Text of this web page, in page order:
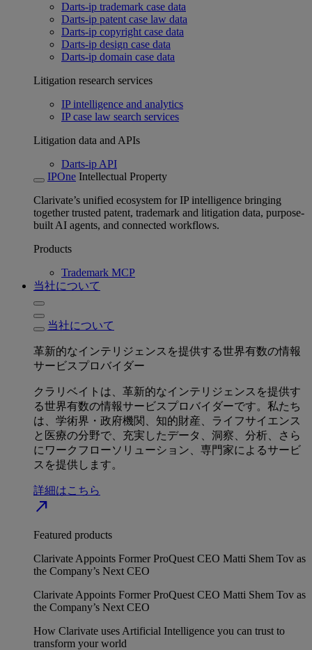
Darts-ip trademark case data
Darts-ip patent case law data
Darts-ip copyright case data
Darts-ip design case data
Darts-ip domain case data
Litigation research services
IP intelligence and analytics
IP case law search services
Litigation data and APIs
Darts-ip API
IPOne Intellectual Property
Clarivate’s unified ecosystem for IP intelligence bringing
together trusted patent, trademark and litigation data, purpose-
built AI agents, and connected workflows.
Products
Trademark MCP
当社について
当社について
革新的なインテリジェンスを提供する世界有数の情報
サービスプロバイダー
クラリベイトは、革新的なインテリジェンスを提供す
る世界有数の情報サービスプロバイダーです。私たち
は、学術界・政府機関、知的財産、ライフサイエンス
と医療の分野で、充実したデータ、洞察、分析、さら
にワークフローソリューション、専門家によるサービ
スを提供します。
詳細はこちら
north_east
Featured products
Clarivate Appoints Former ProQuest CEO Matti Shem Tov as
the Company’s Next CEO
Clarivate Appoints Former ProQuest CEO Matti Shem Tov as
the Company’s Next CEO
How Clarivate uses Artificial Intelligence you can trust to
transform your world